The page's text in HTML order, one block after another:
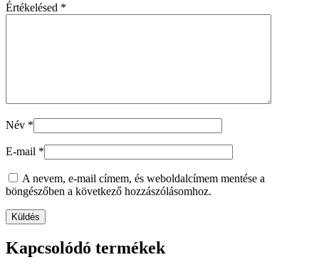
Értékelésed *
Név *
E-mail *
A nevem, e-mail címem, és weboldalcímem mentése a
böngészőben a következő hozzászólásomhoz.
Kapcsolódó termékek